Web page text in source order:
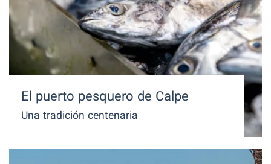
El puerto pesquero de Calpe
Una tradición centenaria